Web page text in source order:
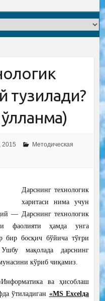
тузилади?
2015
Методическая
Дарснинг технологик
харитаси нима учун
— Дарснинг технологик
фаолияти ҳамда унга
бир босқич бўйича тўғри
мақолада дарснинг
кўриб чиқамиз.
ва ҳисоблаш
ўтиладиган «MS Excelда